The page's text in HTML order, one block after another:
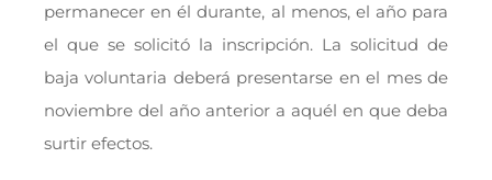
permanecer en él durante, al menos, el año para
el que se solicitó la inscripción. La solicitud de
baja voluntaria deberá presentarse en el mes de
noviembre del año anterior a aquél en que deba
surtir efectos.